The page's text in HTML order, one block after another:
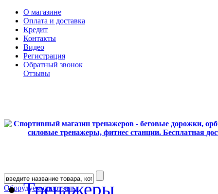
О магазине
Оплата и доставка
Кредит
Контакты
Видео
Регистрация
Обратный звонок
Отзывы
Оборудуем спортзалы
Тренажеры